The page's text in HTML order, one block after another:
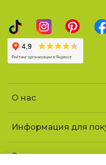
О нас
Информация для
Реквизиты и